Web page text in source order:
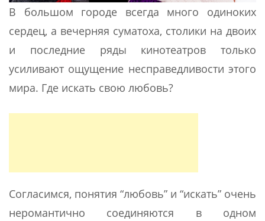
В большом городе всегда много одиноких
сердец, а вечерняя суматоха, столики на двоих
и последние ряды кинотеатров только
усиливают ощущение несправедливости этого
мира. Где искать свою любовь?
Согласимся, понятия “любовь” и “искать” очень
неромантично соединяются в одном